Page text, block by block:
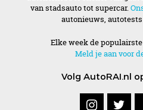
van stadsauto tot supercar.
autonieuws, autotests
Elke week de
Meld je aan voor
Volg AutoRAI.nl